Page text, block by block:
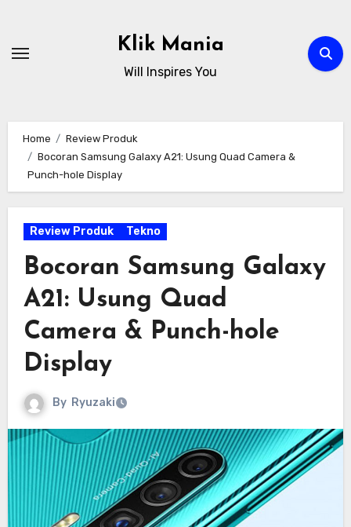
content
Klik Mania
Will Inspires You
Home
Review Produk
Bocoran Samsung Galaxy A21: Usung Quad Camera &
Punch-hole Display
Review Produk Tekno
Bocoran Samsung Galaxy
A21: Usung Quad
Camera & Punch-hole
Display
By Ryuzaki